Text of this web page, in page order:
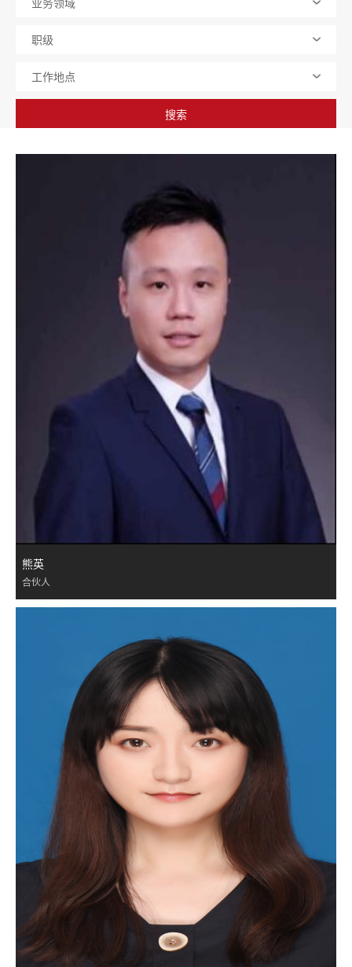
职级
工作地点
熊英
合伙人